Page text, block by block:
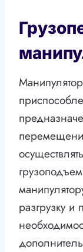
разгрузку и